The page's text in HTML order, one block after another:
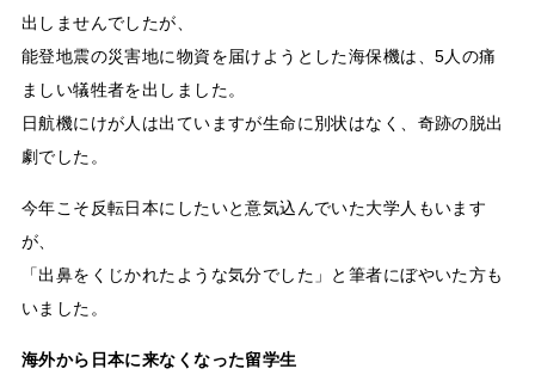
出しませんでしたが、
能登地震の災害地に物資を届けようとした海保機は、5人の痛
ましい犠牲者を出しました。
日航機にけが人は出ていますが生命に別状はなく、奇跡の脱出
劇でした。
今年こそ反転日本にしたいと意気込んでいた大学人もいます
が、
「出鼻をくじかれたような気分でした」と筆者にぼやいた方も
いました。
海外から日本に来なくなった留学生